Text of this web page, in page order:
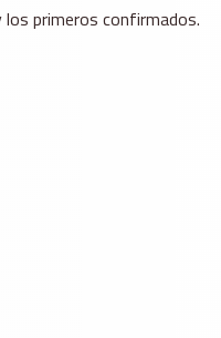
primeros confirmados.